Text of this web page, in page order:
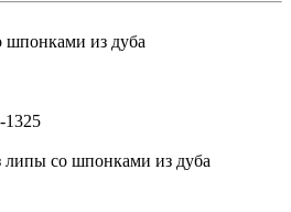
шпонками из дуба
липы со шпонками из дуба